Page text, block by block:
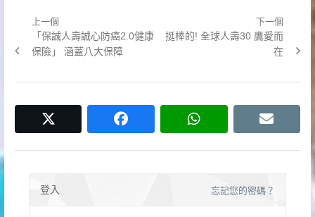
章
導
覽
上一個
Previous
post:
「保誠人壽誠心防癌2.0健康
保險」 涵蓋八大保障
下一個
Next
挺棒的! 全球人壽30 鷹愛而
在
facebook whatsapp email
登入 忘記您的密碼？